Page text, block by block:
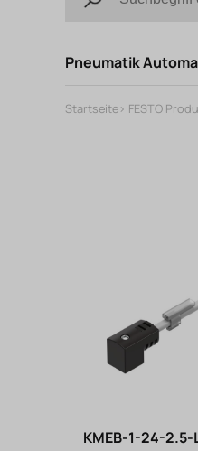
Pneumatik
Startseite> FESTO
KMEB-1-24-2.5-